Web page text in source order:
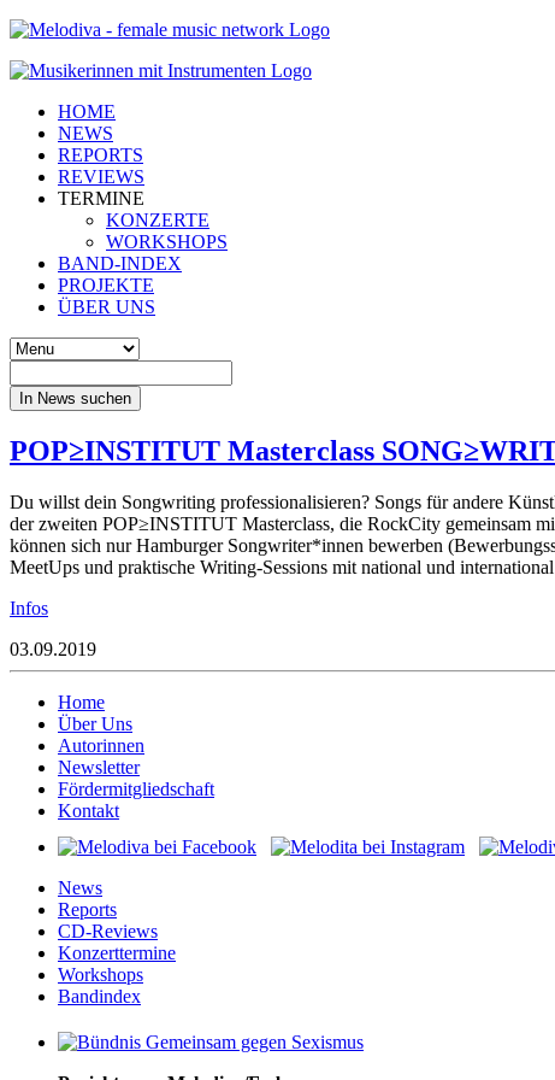
HOME
NEWS
REPORTS
REVIEWS
TERMINE
KONZERTE
WORKSHOPS
BAND-INDEX
PROJEKTE
ÜBER UNS
In News suchen
POP≥INSTITUT Masterclass
Du willst dein Songwriting professionalisieren? Songs für andere
der zweiten POP≥INSTITUT Masterclass, die RockCity gemeinsam
können sich nur Hamburger Songwriter*innen bewerben
MeetUps und praktische Writing-Sessions mit national und
Infos
03.09.2019
Home
Über Uns
Autorinnen
Newsletter
Fördermitgliedschaft
Kontakt
News
Reports
CD-Reviews
Konzerttermine
Workshops
Bandindex